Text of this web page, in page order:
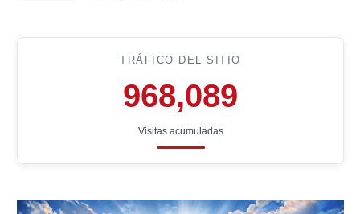
TRÁFICO DEL SITIO
968,089
Visitas acumuladas